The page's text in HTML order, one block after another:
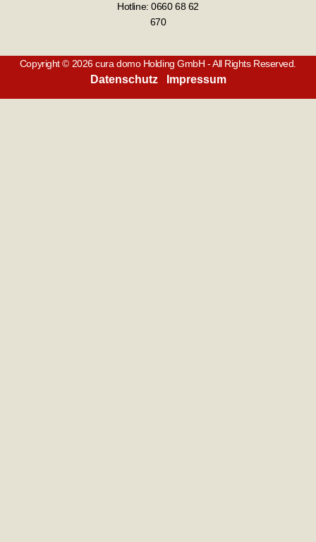
Hotline: 0660 68 62
670
Copyright © 2026 cura domo Holding GmbH - All Rights Reserved.
Datenschutz Impressum